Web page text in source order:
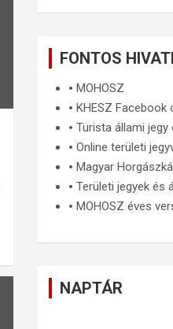
FONTOS
🞄MOHOSZ
🞄KHESZ Facebook
🞄Turista állami jegy
🞄Online területi
🞄Magyar
🞄Területi jegyek és
🞄MOHOSZ éves
NAPTÁR